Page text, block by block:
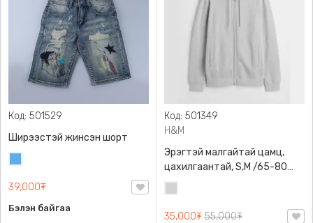
Код: 501529
Ширээстэй жинсэн шорт
39,000₮
Бэлэн байгаа
Код: 501349
H&M
Эрэгтэй малгайтай цамц,
цахилгаантай, S,M /65-80
кг/, H&M, 0852614006,
Даавуу
35,000₮ 55,000₮